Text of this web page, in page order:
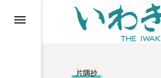
片隅抄